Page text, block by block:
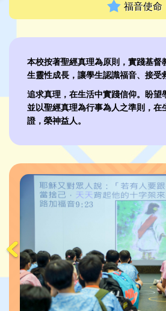
福音使命
本校按著聖經真理為原則，實踐基督
生靈性成長，讓學生認識福音、接受
追求真理，在生活中實踐信仰。盼望
並以聖經真理為行事為人之準則，在
證，榮神益人。